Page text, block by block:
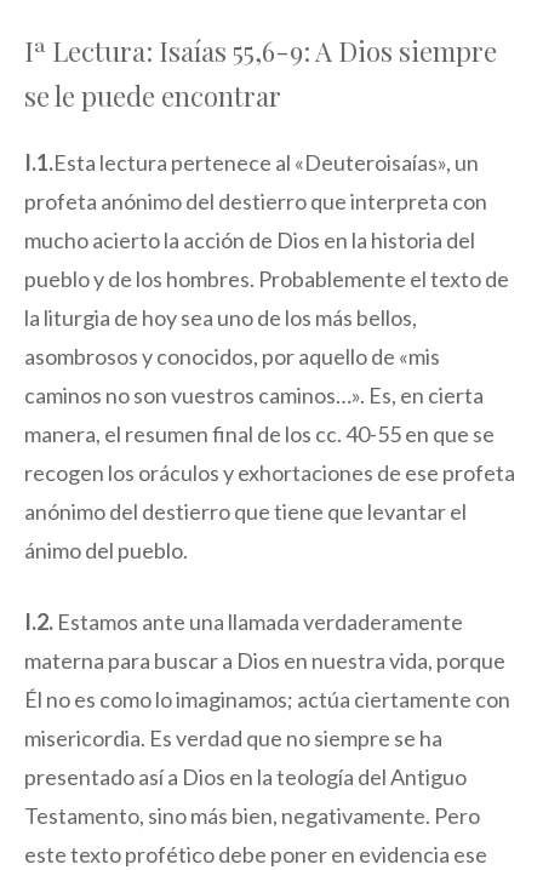
Iª Lectura: Isaías 55,6-9: A Dios siempre
se le puede encontrar
I.1.Esta lectura pertenece al «Deuteroisaías», un
profeta anónimo del destierro que interpreta con
mucho acierto la acción de Dios en la historia del
pueblo y de los hombres. Probablemente el texto de
la liturgia de hoy sea uno de los más bellos,
asombrosos y conocidos, por aquello de «mis
caminos no son vuestros caminos…». Es, en cierta
manera, el resumen final de los cc. 40-55 en que se
recogen los oráculos y exhortaciones de ese profeta
anónimo del destierro que tiene que levantar el
ánimo del pueblo.
I.2. Estamos ante una llamada verdaderamente
materna para buscar a Dios en nuestra vida, porque
Él no es como lo imaginamos; actúa ciertamente con
misericordia. Es verdad que no siempre se ha
presentado así a Dios en la teología del Antiguo
Testamento, sino más bien, negativamente. Pero
este texto profético debe poner en evidencia ese